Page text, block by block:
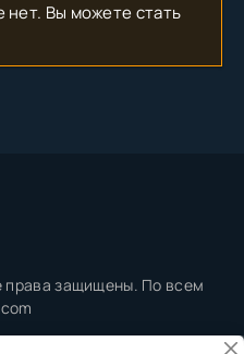
Вы можете стать
защищены. По всем